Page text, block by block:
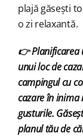
plajă găsești
o zi relaxantă.
👉 Planificarea
unui loc de
campingul cu
cazare în inima
gusturile.
planul tău de